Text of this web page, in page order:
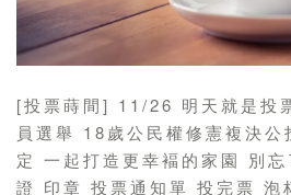
[投票蒔間] 11/26 明天就是投
員選舉 18歲公民權修憲複決
定 一起打造更幸褔的家園 別
證 印章 投票通知單 投完票 泡